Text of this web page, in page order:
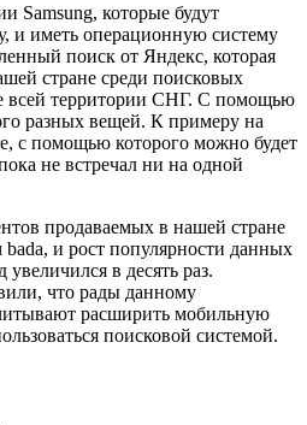
Samsung, которые будут
и иметь операционную систему
поиск от Яндекс, которая
стране среди поисковых
всей территории СНГ. С помощью
разных вещей. К примеру на
с помощью которого можно будет
не встречал ни на одной
продаваемых в нашей стране
и рост популярности данных
увеличился в десять раз.
что рады данному
расширить мобильную
поисковой системой.